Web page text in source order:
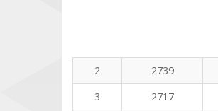
2
2739
3
2717